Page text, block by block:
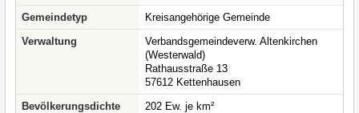
Gemeindetyp
Kreisangehörige Gemeinde
Verwaltung
Verbandsgemeindeverw. Altenkirchen
(Westerwald)
Rathausstraße 13
57612 Kettenhausen
Bevölkerungsdichte
202 Ew. je km²